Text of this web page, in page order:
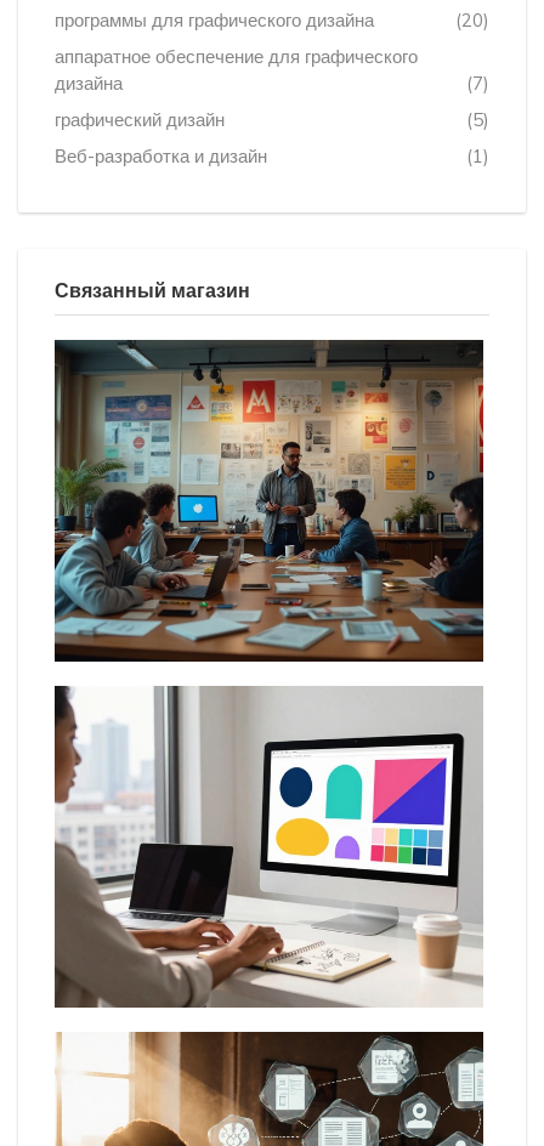
программы для графического дизайна
(20)
аппаратное обеспечение для графического
дизайна
(7)
графический дизайн
(5)
Веб-разработка и дизайн
(1)
Связанный магазин